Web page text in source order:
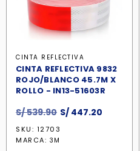
CINTA REFLECTIVA
CINTA REFLECTIVA 9832
ROJO/BLANCO 45.7M X
ROLLO - IN13-51603R
S/539.90 El
S/ 447.20
SKU: 12703
MARCA: 3M